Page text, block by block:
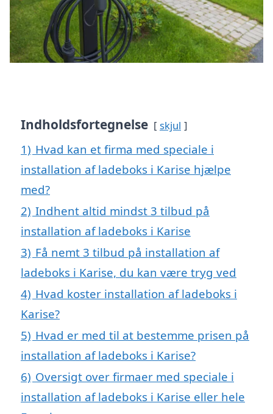
Indholdsfortegnelse skjul
1) Hvad kan et firma med speciale i
installation af ladeboks i Karise hjælpe
med?
2) Indhent altid mindst 3 tilbud på
installation af ladeboks i Karise
3) Få nemt 3 tilbud på installation af
ladeboks i Karise, du kan være tryg ved
4) Hvad koster installation af ladeboks i
Karise?
5) Hvad er med til at bestemme prisen på
installation af ladeboks i Karise?
6) Oversigt over firmaer med speciale i
installation af ladeboks i Karise eller hele